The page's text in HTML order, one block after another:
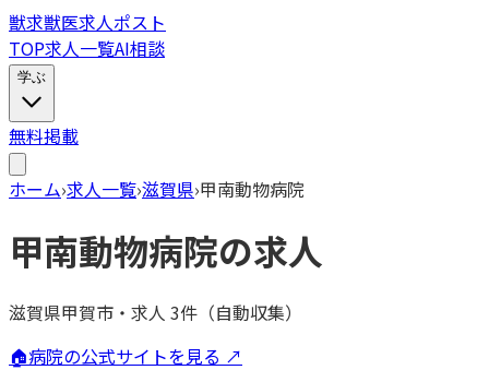
獣求獣医求人ポスト
TOP求人一覧AI相談
学ぶ
無料掲載
ホーム›求人一覧›滋賀県›甲南動物病院
甲南動物病院の求人
滋賀県甲賀市 ・ 求人 3件（自動収集）
🏠病院の公式サイトを見る ↗